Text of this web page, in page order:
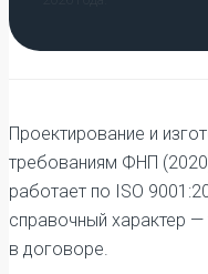
Проектирование и
требованиям ФНП
работает по ISO
справочный характер
в договоре.